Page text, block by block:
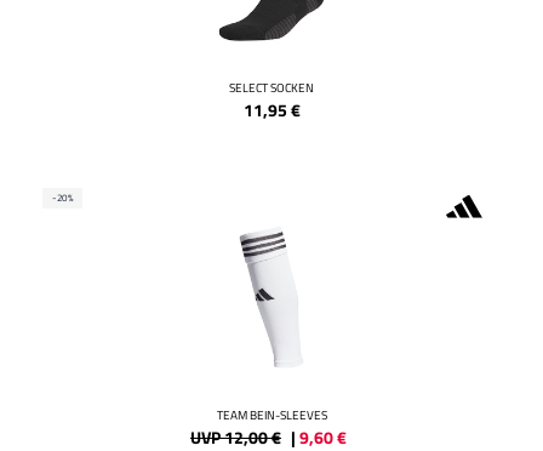
SELECT SOCKEN
11,95€
-20%
TEAM BEIN-SLEEVES
UVP 12,00 € |9,60€